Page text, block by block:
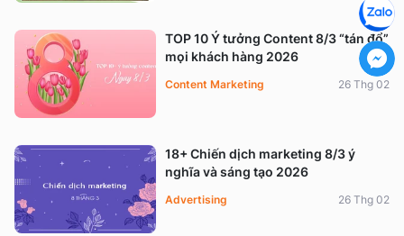
TOP 10 Ý tưởng Content 8/3 “tán đổ”
mọi khách hàng 2026
Content Marketing 26 Thg 02
18+ Chiến dịch marketing 8/3 ý
nghĩa và sáng tạo 2026
Advertising 26 Thg 02